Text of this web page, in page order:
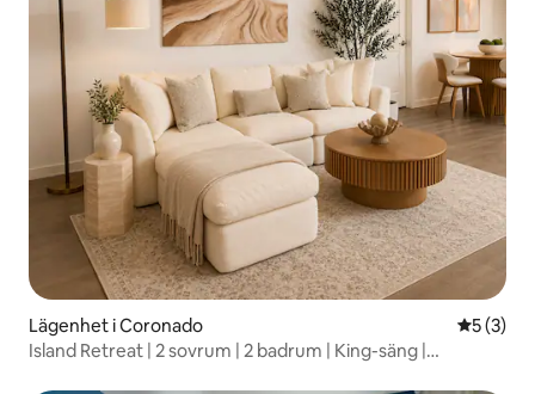
Lägenhet i Coronado 5 av 5 i
5 (3)
Island Retreat | 2 sovrum | 2 badrum | King-säng |